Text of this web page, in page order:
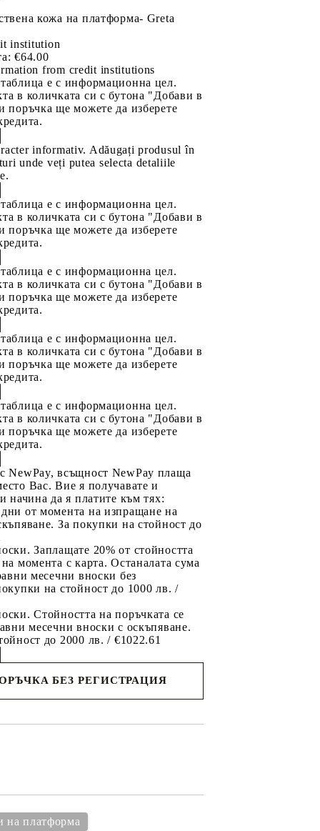
кожа на платформа- Greta
institution
€64.00
from credit institutions
е с информационна цел.
в количката си с бутона "Добави в
поръчка ще можете да изберете
informativ. Adăugați produsul în
unde veți putea selecta detaliile
е с информационна цел.
в количката си с бутона "Добави в
поръчка ще можете да изберете
е с информационна цел.
в количката си с бутона "Добави в
поръчка ще можете да изберете
е с информационна цел.
в количката си с бутона "Добави в
поръчка ще можете да изберете
е с информационна цел.
в количката си с бутона "Добави в
поръчка ще можете да изберете
NewPay, всъщност NewPay плаща
Вас. Вие я получавате и
начина да я платите към тях:
от момента на изпращане на
За покупки на стойност до
Заплащате 20% от стойността
момента с карта. Останалата сума
месечни вноски без
на стойност до 1000 лв. /
Стойността на поръчката се
месечни вноски с оскъпяване.
до 2000 лв. / €1022.61
БЕЗ РЕГИСТРАЦИЯ
ден.
на платформа